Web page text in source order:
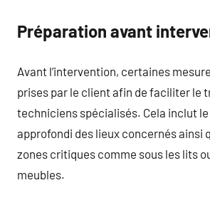
Préparation avant
Avant l’intervention, certaines
prises par le client afin de faciliter le
techniciens spécialisés. Cela inclut
approfondi des lieux concernés ainsi
zones critiques comme sous les lits
meubles.